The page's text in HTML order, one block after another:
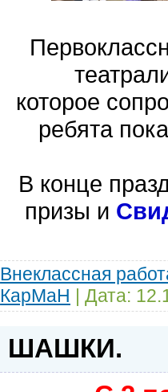
которое
ребята
В конце
призы и
Внеклассная
КарМаН | Дата:
ШАШКИ.